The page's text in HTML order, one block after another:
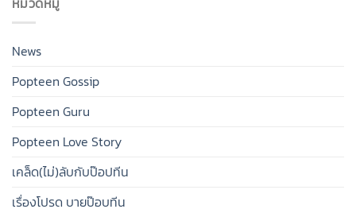
News
Popteen Gossip
Popteen Guru
Popteen Love Story
เคล็ด(ไม่)ลับกับป๊อปทีน
เรื่องโปรด บายป๊อบทีน